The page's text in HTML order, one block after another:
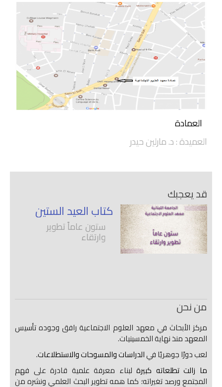
العمادة
العميدة : د. مارلين حيدر
قد يعجبك
كتاب العيد الستين
ستون عاماً تطوير
وارتقاء
من نحن
مركز الأبحاث في معهد العلوم الاجتماعية رافق وجوده تأسيس
المعهد منذ نهاية الخمسينيات.
لعب دورًا جوهريًا فيالدراسات والمسوحات والاستطلاعات.
ما زالت تطلعاته كبيرة لبناء معرفة علمية قادرة على فهم
المجتمع ورصد تغيراته؛ كما همه تطوير البحث العلمي ونشره من